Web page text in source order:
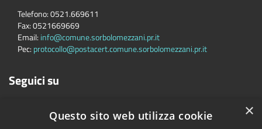
Telefono:0521.669611
Fax:0521669669
Email: info@comune.sorbolomezzani.pr.it
Pec: protocollo@postacert.comune.sorbolomezzani.pr.it
Seguici su
×
Questo sito web utilizza cookie